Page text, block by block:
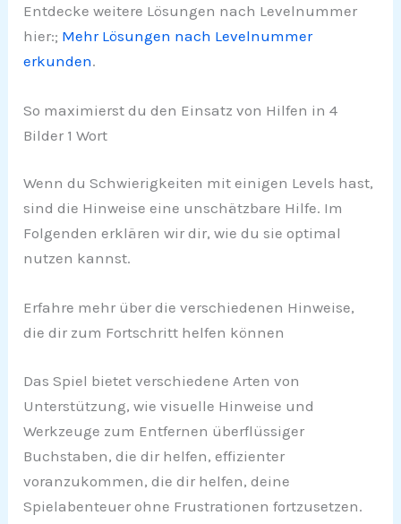
Entdecke weitere Lösungen nach Levelnummer
hier:; Mehr Lösungen nach Levelnummer
erkunden.
So maximierst du den Einsatz von Hilfen in 4
Bilder 1 Wort
Wenn du Schwierigkeiten mit einigen Levels hast,
sind die Hinweise eine unschätzbare Hilfe. Im
Folgenden erklären wir dir, wie du sie optimal
nutzen kannst.
Erfahre mehr über die verschiedenen Hinweise,
die dir zum Fortschritt helfen können
Das Spiel bietet verschiedene Arten von
Unterstützung, wie visuelle Hinweise und
Werkzeuge zum Entfernen überflüssiger
Buchstaben, die dir helfen, effizienter
voranzukommen, die dir helfen, deine
Spielabenteuer ohne Frustrationen fortzusetzen.